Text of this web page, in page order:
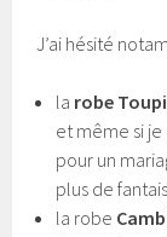
J’ai hésité
la robe
et même si
pour un
plus de
la robe